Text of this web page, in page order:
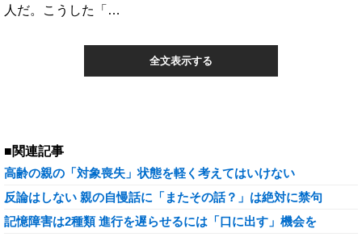
人だ。こうした「…
全文表示する
■関連記事
高齢の親の「対象喪失」状態を軽く考えてはいけない
反論はしない 親の自慢話に「またその話？」は絶対に禁句
記憶障害は2種類 進行を遅らせるには「口に出す」機会を